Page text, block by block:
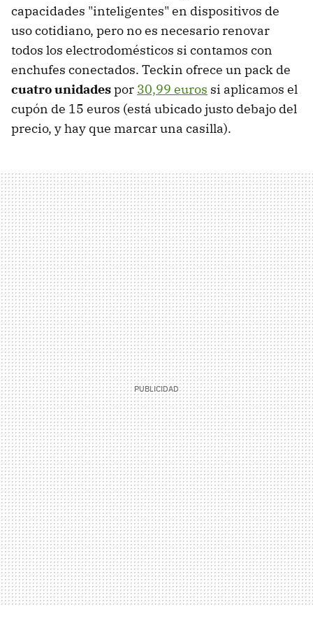
capacidades "inteligentes" en dispositivos de
uso cotidiano, pero no es necesario renovar
todos los electrodomésticos si contamos con
enchufes conectados. Teckin ofrece un pack de
cuatro unidadespor 30,99 euros si aplicamos el
cupón de 15 euros (está ubicado justo debajo del
precio, y hay que marcar una casilla).